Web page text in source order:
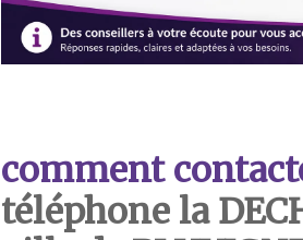
comment
téléphone la